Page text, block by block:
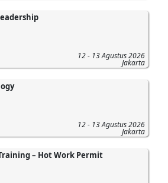
12 - 13 Agustus 2026
Jakarta
12 - 13 Agustus 2026
Jakarta
– Hot Work Permit